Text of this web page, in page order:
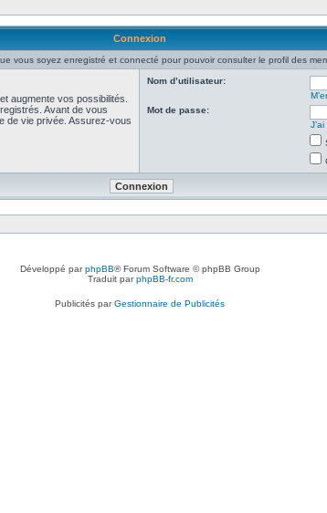
Connexion
vous soyez enregistré et connecté pour pouvoir consulter le profil des
augmente vos possibilités.
Avant de vous
de vie privée. Assurez-vous
Nom d’utilisateur:
Mot de passe:
Développé parphpBB® Forum Software © phpBB Group
Traduit parphpBB-fr.com
Publicités parGestionnaire de Publicités